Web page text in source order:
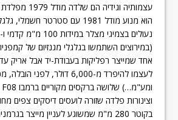
עצמותיה וגידיה
(במירוצים השתמשו בגלגלי מגנזיום של
אחד שמייצר רפליקות בעבודת-יד אבל אריק
לעצמו להיפרד מ-6,000 דולר,
וצינורות פלדה שזורה לועסים דיסקים צפים
בקוטר 280 מ"מ שמשוגע לעניין מייצר